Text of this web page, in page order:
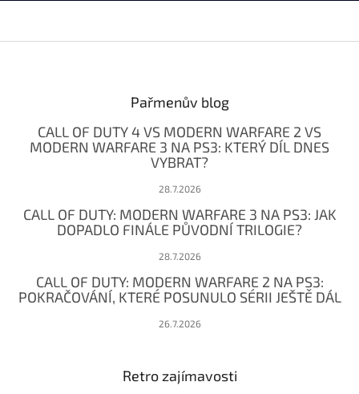
Pařmenův blog
CALL OF DUTY 4 VS MODERN WARFARE 2 VS
MODERN WARFARE 3 NA PS3: KTERÝ DÍL DNES
VYBRAT?
28.7.2026
CALL OF DUTY: MODERN WARFARE 3 NA PS3: JAK
DOPADLO FINÁLE PŮVODNÍ TRILOGIE?
28.7.2026
CALL OF DUTY: MODERN WARFARE 2 NA PS3:
POKRAČOVÁNÍ, KTERÉ POSUNULO SÉRII JEŠTĚ DÁL
26.7.2026
Retro zajímavosti